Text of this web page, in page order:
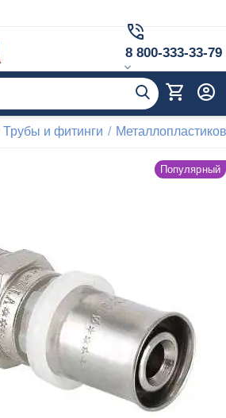
8 800-333-33-79
Трубы и фитинги /
Популярный